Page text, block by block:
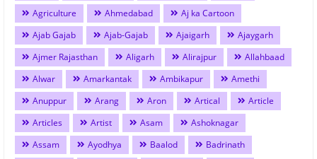
Agriculture
Ahmedabad
Aj ka Cartoon
Ajab Gajab
Ajab-Gajab Ajaigarh
Ajaygarh
Ajmer Rajasthan
Aligarh Alirajpur
Allahbaad
Alwar
Amarkantak Ambikapur
Amethi
Anuppur
Arang Aron Artical
Article
Articles
Artist Asam
Ashoknagar
Assam
Ayodhya Baalod
Badrinath